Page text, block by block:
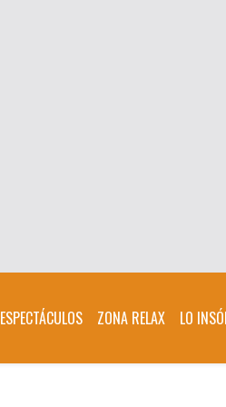
ESPECTÁCULOS ZONA RELAX LO